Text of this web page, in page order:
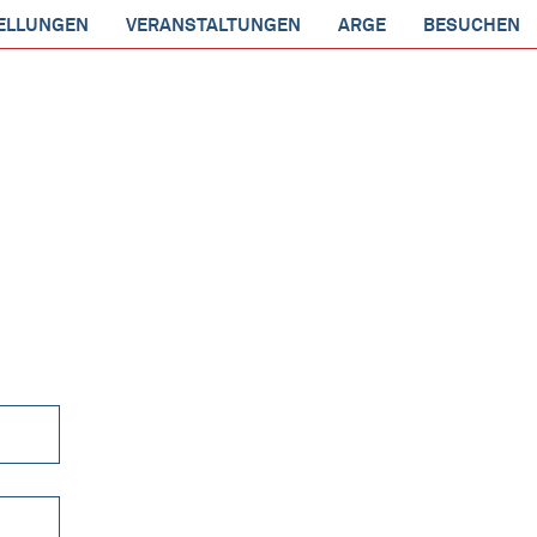
VERANSTALTUNGEN ARGE BESUCHEN